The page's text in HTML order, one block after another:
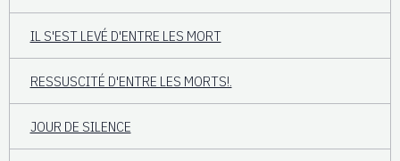
IL S'EST LEVÉ D'ENTRE LES MORT
RESSUSCITÉ D'ENTRE LES MORTS!.
JOUR DE SILENCE